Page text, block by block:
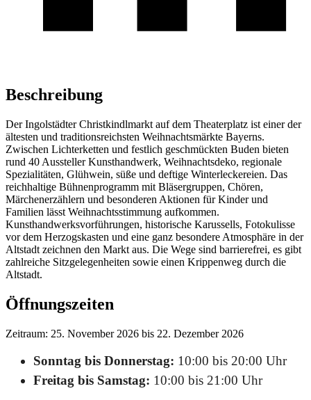
Beschreibung
Der Ingolstädter Christkindlmarkt auf dem Theaterplatz ist einer der
ältesten und traditionsreichsten Weihnachtsmärkte Bayerns.
Zwischen Lichterketten und festlich geschmückten Buden bieten
rund 40 Aussteller Kunsthandwerk, Weihnachtsdeko, regionale
Spezialitäten, Glühwein, süße und deftige Winterleckereien. Das
reichhaltige Bühnenprogramm mit Bläsergruppen, Chören,
Märchenerzählern und besonderen Aktionen für Kinder und
Familien lässt Weihnachtsstimmung aufkommen.
Kunsthandwerksvorführungen, historische Karussells, Fotokulisse
vor dem Herzogskasten und eine ganz besondere Atmosphäre in der
Altstadt zeichnen den Markt aus. Die Wege sind barrierefrei, es gibt
zahlreiche Sitzgelegenheiten sowie einen Krippenweg durch die
Altstadt.
Öffnungszeiten
Zeitraum: 25. November 2026 bis 22. Dezember 2026
Sonntag bis Donnerstag: 10:00 bis 20:00 Uhr
Freitag bis Samstag: 10:00 bis 21:00 Uhr